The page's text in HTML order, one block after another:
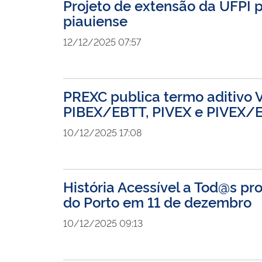
Projeto de extensão da
piauiense
12/12/2025 07:57
PREXC publica termo aditivo
PIBEX/EBTT, PIVEX e PIVEX/
10/12/2025 17:08
História Acessível a Tod@s
do Porto em 11 de dezembro
10/12/2025 09:13